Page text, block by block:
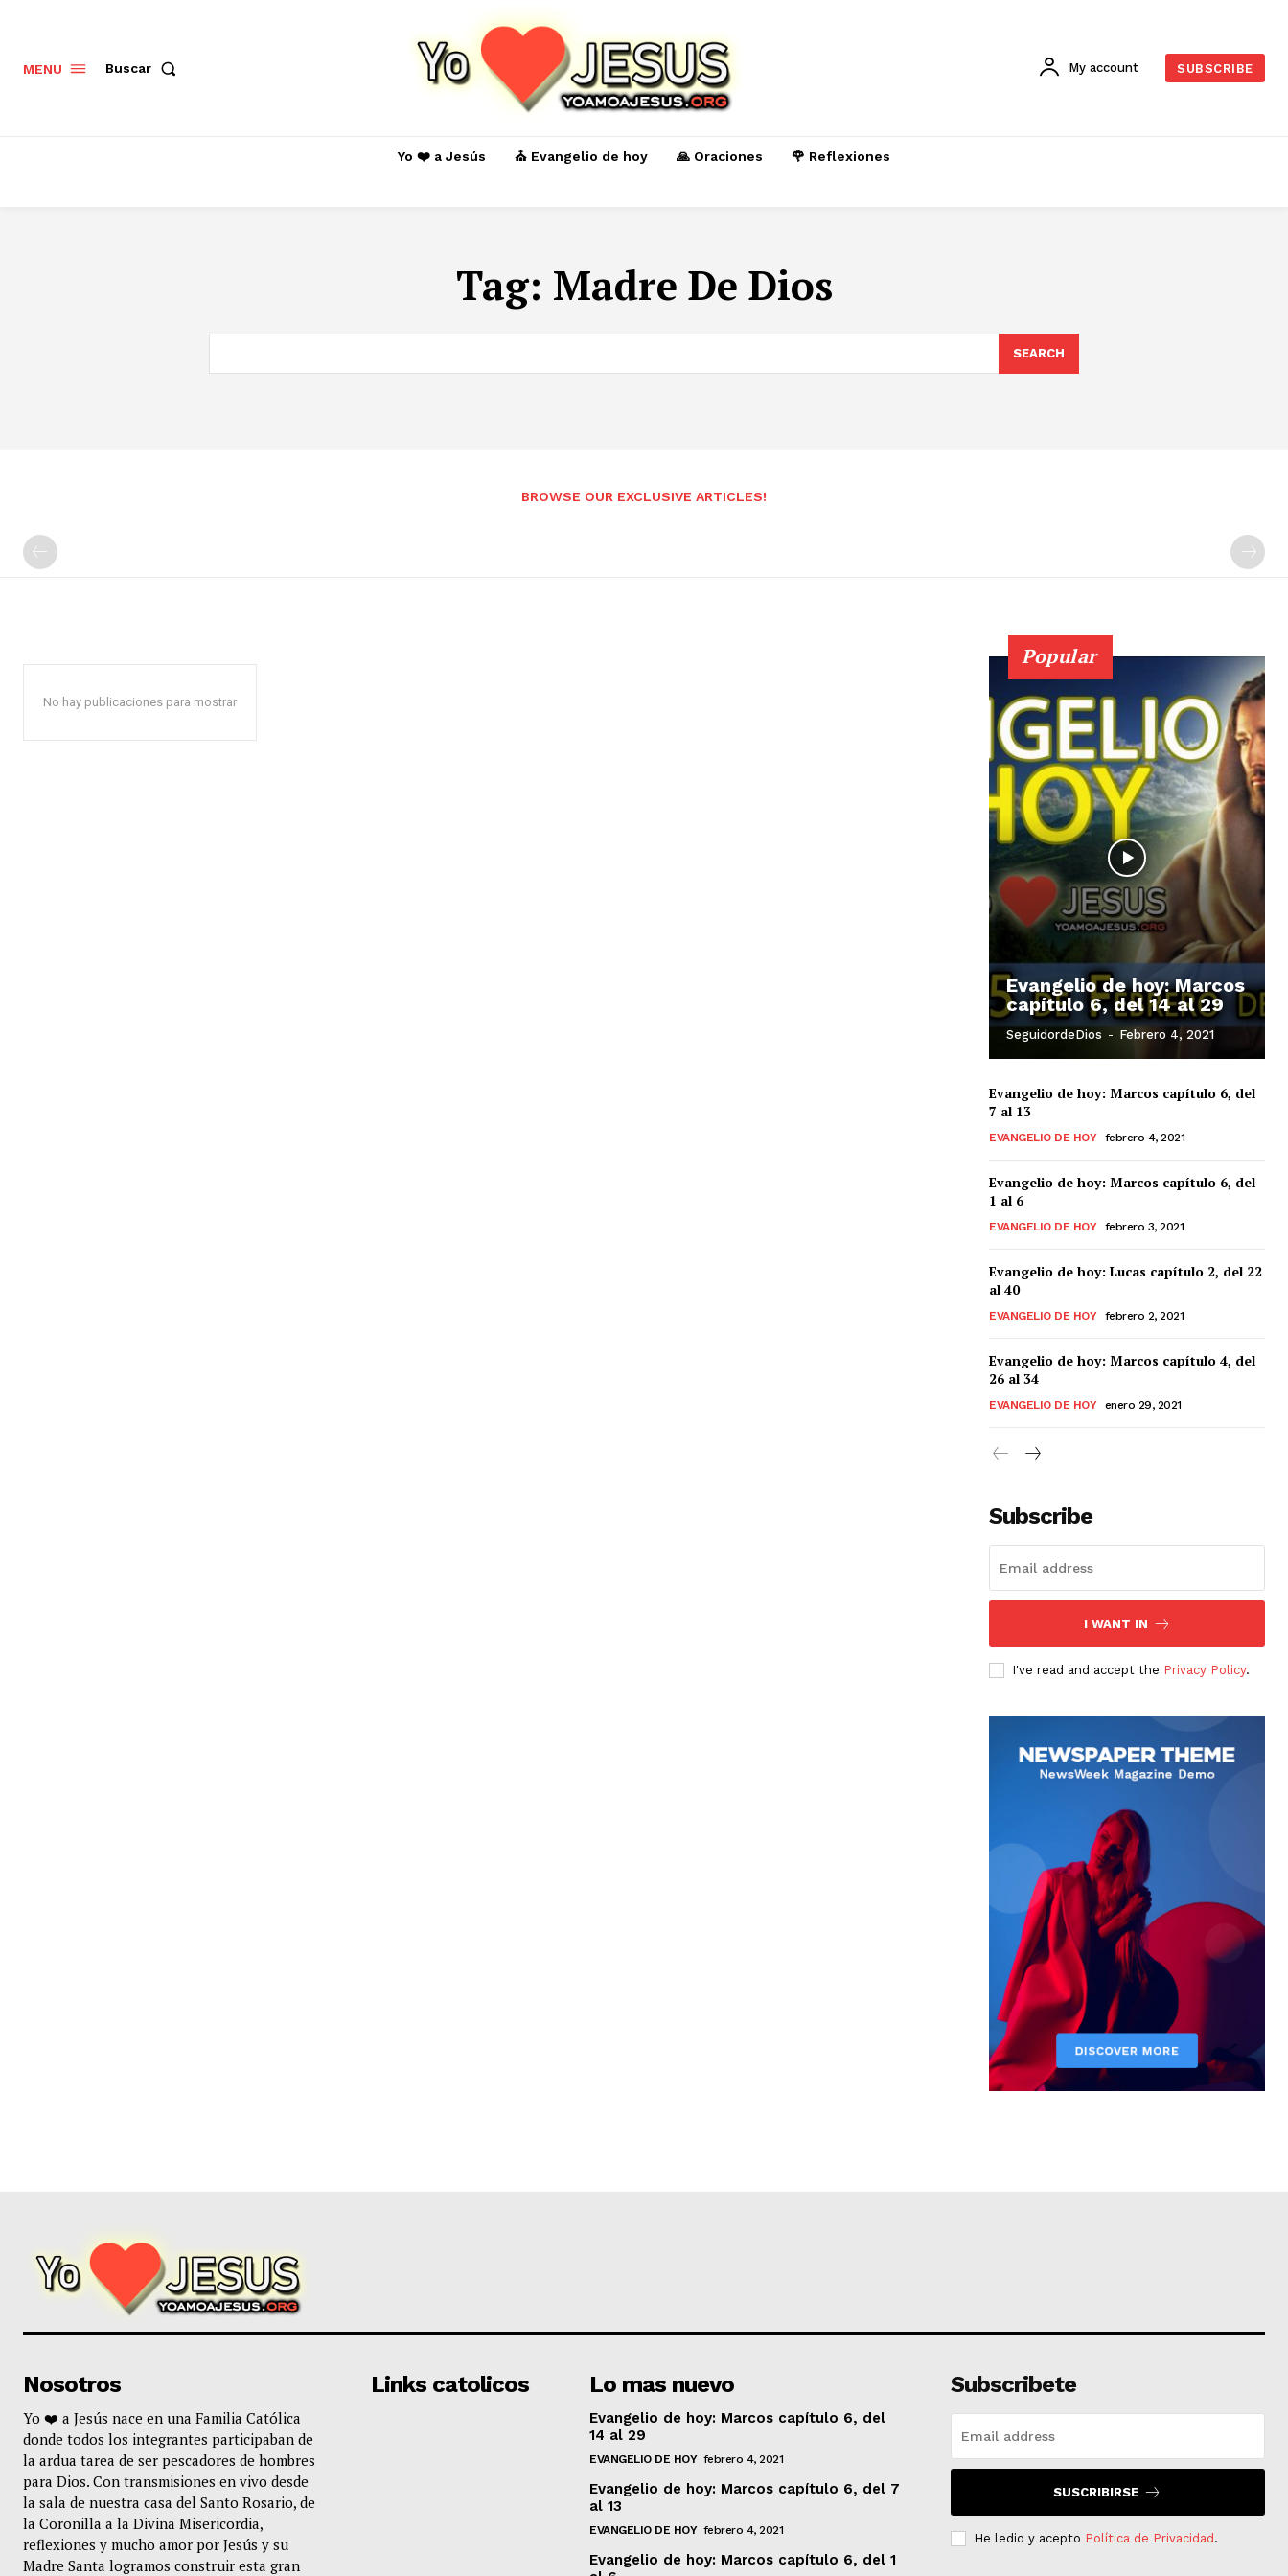
MENU Buscar My account SUBSCRIBE
Yo ❤️ a Jesús ⛪ Evangelio de hoy 🙏 Oraciones 🌹 Reflexiones
Tag: Madre De Dios
SEARCH
BROWSE OUR EXCLUSIVE ARTICLES!
No hay publicaciones para mostrar
Popular
Evangelio de hoy: Marcos
capítulo 6, del 14 al 29
SeguidordeDios - Febrero 4, 2021
Evangelio de hoy: Marcos capítulo 6, del
7 al 13
EVANGELIO DE HOY febrero 4, 2021
Evangelio de hoy: Marcos capítulo 6, del
1 al 6
EVANGELIO DE HOY febrero 3, 2021
Evangelio de hoy: Lucas capítulo 2, del 22
al 40
EVANGELIO DE HOY febrero 2, 2021
Evangelio de hoy: Marcos capítulo 4, del
26 al 34
EVANGELIO DE HOY enero 29, 2021
Subscribe
I WANT IN
I've read and accept the Privacy Policy.
Nosotros
Yo ❤️ a Jesús nace en una Familia Católica
donde todos los integrantes participaban de
la ardua tarea de ser pescadores de hombres
para Dios. Con transmisiones en vivo desde
la sala de nuestra casa del Santo Rosario, de
la Coronilla a la Divina Misericordia,
reflexiones y mucho amor por Jesús y su
Madre Santa logramos construir esta gran
Links catolicos Lo mas nuevo
Evangelio de hoy: Marcos capítulo 6, del
14 al 29
EVANGELIO DE HOY febrero 4, 2021
Evangelio de hoy: Marcos capítulo 6, del 7
al 13
EVANGELIO DE HOY febrero 4, 2021
Evangelio de hoy: Marcos capítulo 6, del 1
Subscribete
SUSCRIBIRSE
He ledio y acepto Política de Privacidad.